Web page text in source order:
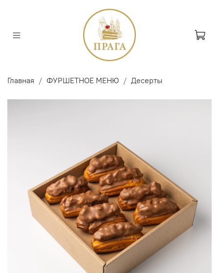
Главная ФУРШЕТНОЕ МЕНЮ Десерты